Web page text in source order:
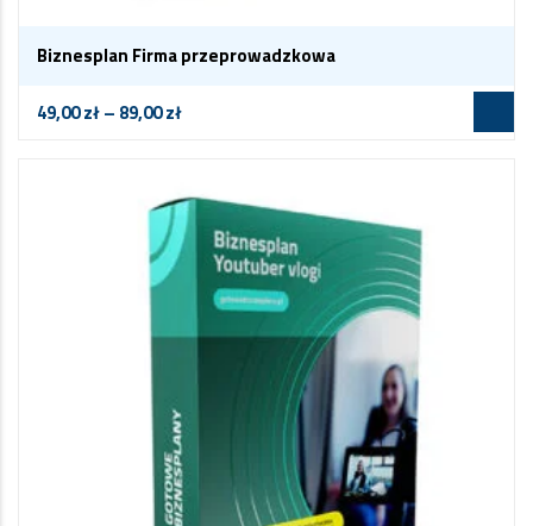
Biznesplan Firma przeprowadzkowa
49,00zł– 89,00zł